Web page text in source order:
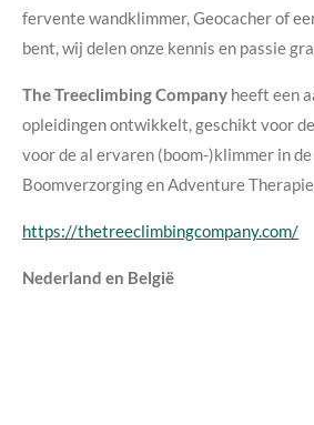
fervente wandklimmer, Geocacher of
bent, wij delen onze kennis en passie
The Treeclimbing Company heeft een
opleidingen ontwikkelt, geschikt voor
voor de al ervaren (boom-)klimmer in
Boomverzorging en Adventure
https://thetreeclimbingcompany.com/
Nederland en België